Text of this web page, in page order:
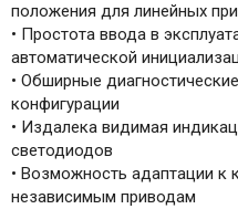
положения для линейных
• Простота ввода в
автоматической
• Обширные
конфигурации
• Издалека видимая
светодиодов
• Возможность адаптации к
независимым приводам